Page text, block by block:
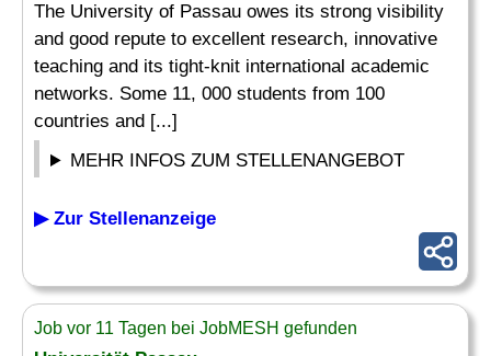
The University of Passau owes its strong visibility
and good repute to excellent research, innovative
teaching and its tight-knit international academic
networks. Some 11, 000 students from 100
countries and [...]
MEHR INFOS ZUM STELLENANGEBOT
▶ Zur Stellenanzeige
Job vor 11 Tagen bei JobMESH gefunden